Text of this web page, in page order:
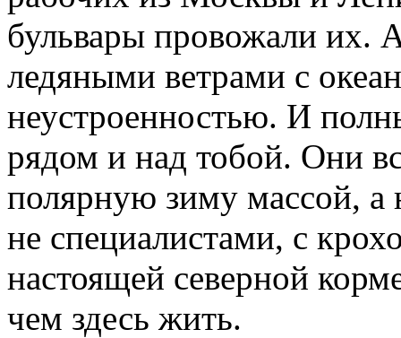
бульвары провожали их.
ледяными ветрами с
неустроенностью. И
рядом и над тобой. Они
полярную зиму массой, а
не специалистами, с
настоящей северной
чем здесь жить.